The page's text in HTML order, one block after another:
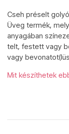
Cseh préselt
Üveg termék,
anyagában
telt, festett vagy
vagy
Mit készíthetek